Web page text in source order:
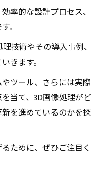
率的な設計プロセス、
。
技術やその導入事例、
きます。
ツール、さらには実際
当て、3D画像処理がど
を進めているのかを探
ために、ぜひご注目く